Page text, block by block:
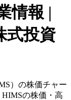
情報 |
式投資
）の株価チャー
の株価・高